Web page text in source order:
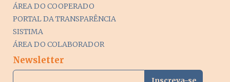
ÁREA DO COOPERADO
PORTAL DA TRANSPARÊNCIA
SISTIMA
ÁREA DO COLABORADOR
Newsletter